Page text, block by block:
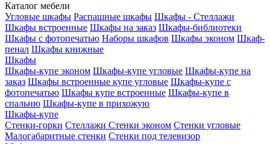
Каталог мебели
Угловые шкафы Распашные шкафы Шкафы - Стеллажи
Шкафы встроенные Шкафы на заказ Шкафы-библиотеки
Шкафы с фотопечатью Наборы шкафов Шкафы эконом Шкаф-
пенал Шкафы книжные
Шкафы
Шкафы-купе эконом Шкафы-купе угловые Шкафы-купе на
заказ Шкафы встроенные купе угловые Шкафы-купе с
фотопечатью Шкафы купе встроенные Шкафы-купе в
спальню Шкафы-купе в прихожую
Шкафы-купе
Стенки-горки Стеллажи Стенки эконом Стенки угловые
Малогабаритные стенки Стенки под телевизор